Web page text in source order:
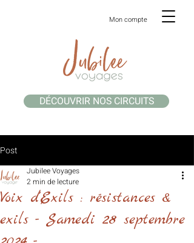
Mon compte
DÉCOUVRIR NOS CIRCUITS
Post
Voix d'Exils : résistances &
exils - Samedi 28 septembre
Jubilee Voyages
2 min de lecture